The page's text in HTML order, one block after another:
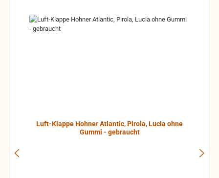
Luft-Klappe Hohner Atlantic, Pirola, Lucia ohne
Gummi - gebraucht